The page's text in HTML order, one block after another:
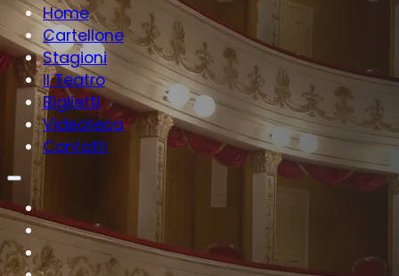
Home
Cartellone
Stagioni
Il Teatro
Biglietti
Videoteca
Contatti